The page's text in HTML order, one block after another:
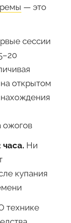
— это
сессии
открытом
ожогов
Ни
купания
технике